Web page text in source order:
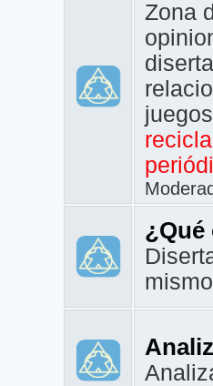
Zona
¿Qué